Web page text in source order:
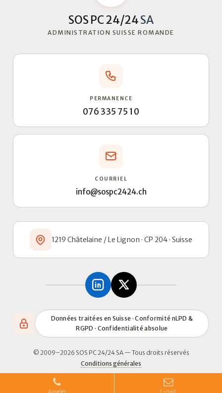
SOS PC 24/24SA
ADMINISTRATION SUISSE ROMANDE
PERMANENCE
076 335 75 10
COURRIEL
info@sospc2424.ch
1219 Châtelaine / Le Lignon · CP 204 · Suisse
Données traitées en Suisse · Conformité nLPD &
RGPD · Confidentialité absolue
© 2009–2026 SOS PC 24/24 SA — Tous droits réservés
Conditions générales